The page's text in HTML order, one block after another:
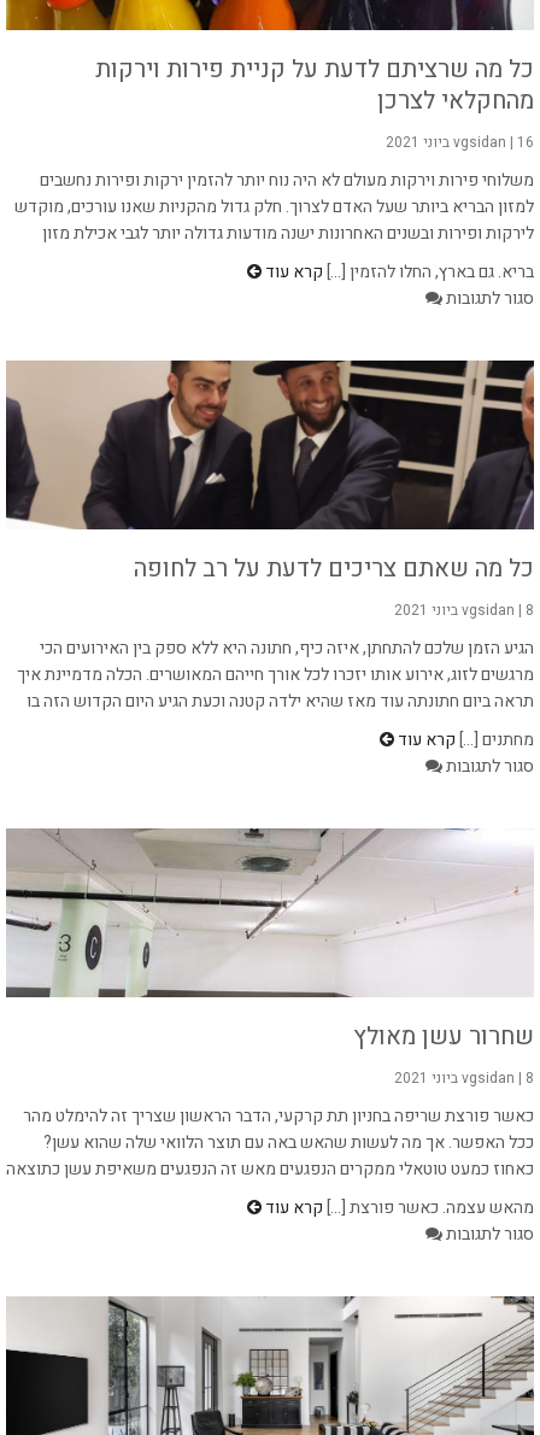
כל מה שרציתם לדעת על קניית פירות וירקות
מהחקלאי לצרכן
vgsidan | 16 ביוני 2021
משלוחי פירות וירקות מעולם לא היה נוח יותר להזמין ירקות ופירות נחשבים
למזון הבריא ביותר שעל האדם לצרוך. חלק גדול מהקניות שאנו עורכים, מוקדש
לירקות ופירות ובשנים האחרונות ישנה מודעות גדולה יותר לגבי אכילת מזון
בריא. גם בארץ, החלו להזמין [...]קרא עוד
סגור לתגובותעל
שרציתם
לדעת
קניית
פירות
מהחקלאי
לצרכן
כל מה שאתם צריכים לדעת על רב לחופה
vgsidan | 8 ביוני 2021
הגיע הזמן שלכם להתחתן, איזה כיף, חתונה היא ללא ספק בין האירועים הכי
מרגשים לזוג, אירוע אותו יזכרו לכל אורך חייהם המאושרים. הכלה מדמיינת איך
תראה ביום חתונתה עוד מאז שהיא ילדה קטנה וכעת הגיע היום הקדוש הזה בו
מחתנים [...]קרא עוד
סגור לתגובותעל
צריכים
על
שחרור עשן מאולץ
vgsidan | 8 ביוני 2021
כאשר פורצת שריפה בחניון תת קרקעי, הדבר הראשון שצריך זה להימלט מהר
ככל האפשר. אך מה לעשות שהאש באה עם תוצר הלוואי שלה שהוא עשן?
כאחוז כמעט טוטאלי ממקרים הנפגעים מאש זה הנפגעים משאיפת עשן כתוצאה
מהאש עצמה. כאשר פורצת [...]קרא עוד
סגור לתגובותעל
מאולץ